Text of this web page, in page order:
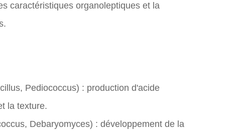
caractéristiques organoleptiques et la
Pediococcus) : production d'acide
la texture.
Debaryomyces) : développement de la